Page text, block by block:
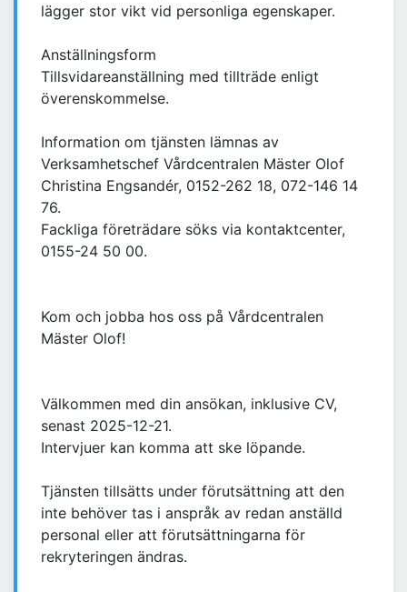
lägger stor vikt vid personliga egenskaper.
Anställningsform
Tillsvidareanställning med tillträde enligt
överenskommelse.
Information om tjänsten lämnas av
Verksamhetschef Vårdcentralen Mäster Olof
Christina Engsandér, 0152-262 18, 072-146 14
76.
Fackliga företrädare söks via kontaktcenter,
0155-24 50 00.
Kom och jobba hos oss på Vårdcentralen
Mäster Olof!
Välkommen med din ansökan, inklusive CV,
senast 2025-12-21.
Intervjuer kan komma att ske löpande.
Tjänsten tillsätts under förutsättning att den
inte behöver tas i anspråk av redan anställd
personal eller att förutsättningarna för
rekryteringen ändras.